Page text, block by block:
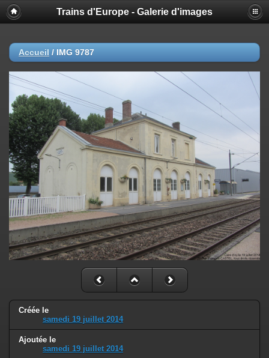
Trains d'Europe - Galerie d'images
Accueil / IMG 9787
Créée le
samedi 19 juillet 2014
Ajoutée le
samedi 19 juillet 2014